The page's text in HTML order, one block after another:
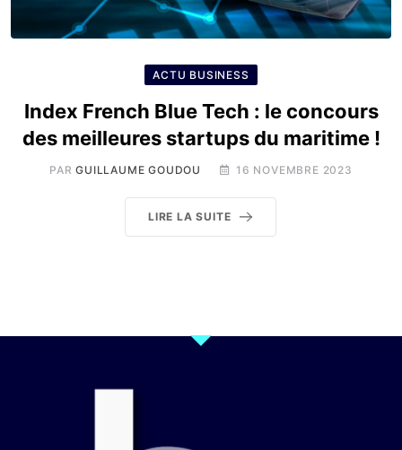
ACTU BUSINESS
Index French Blue Tech : le concours
des meilleures startups du maritime !
PARGUILLAUME GOUDOU 16 NOVEMBRE 2023
LIRE LA SUITE